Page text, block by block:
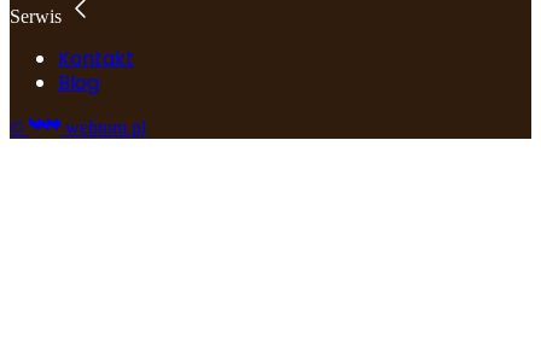
Serwis
Kontakt
Blog
© webtom.pl